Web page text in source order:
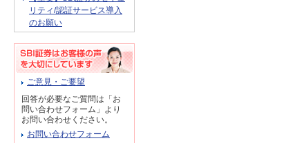
リティ/認証サービス導入
のお願い
ご意見・ご要望
回答が必要なご質問は「お
問い合わせフォーム」より
お問い合わせください。
お問い合わせフォーム